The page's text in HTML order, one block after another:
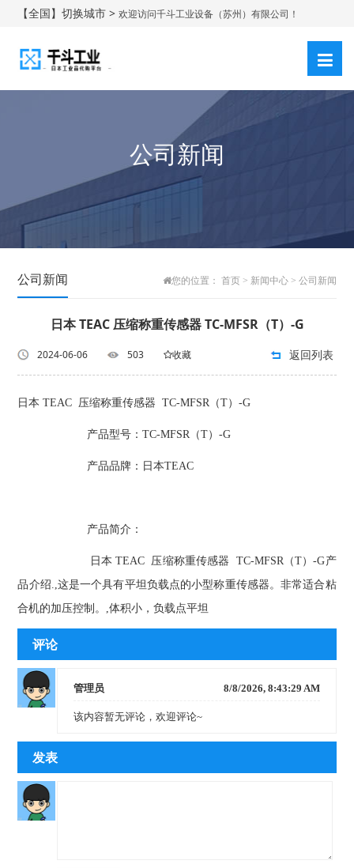
【全国】切换城市 >欢迎访问千斗工业设备（苏州）有限公司！
|注册
公司新闻
公司新闻 您的位置： 首页> 新闻中心> 公司新闻
日本 TEAC 压缩称重传感器 TC-MFSR（T）-G
2024-06-06 503 收藏 返回列表
日本 TEAC 压缩称重传感器 TC-MFSR（T）-G
产品型号：TC-MFSR（T）-G
产品品牌：日本TEAC
产品简介：
日本 TEAC 压缩称重传感器 TC-MFSR（T）-G产
品介绍.,这是一个具有平坦负载点的小型称重传感器。非常适合粘
合机的加压控制。,体积小，负载点平坦
评论
8/8/2026, 8:43:29 AM
管理员
该内容暂无评论，欢迎评论~
发表